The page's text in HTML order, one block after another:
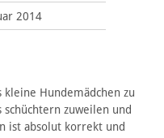
2014
Hundemädchen zu
zuweilen und
ist absolut korrekt und